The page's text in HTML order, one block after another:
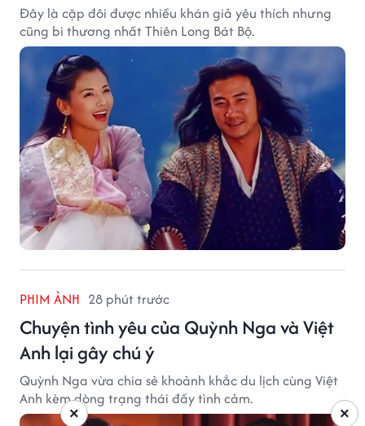
Đây là cặp đôi được nhiều khán giả yêu thích nhưng
cũng bi thương nhất Thiên Long Bát Bộ.
PHIM ẢNH 28 phút trước
Chuyện tình yêu của Quỳnh Nga và Việt
Anh lại gây chú ý
Quỳnh Nga vừa chia sẻ khoảnh khắc du lịch cùng Việt
Anh kèm dòng trạng thái đầy tình cảm.
×
×